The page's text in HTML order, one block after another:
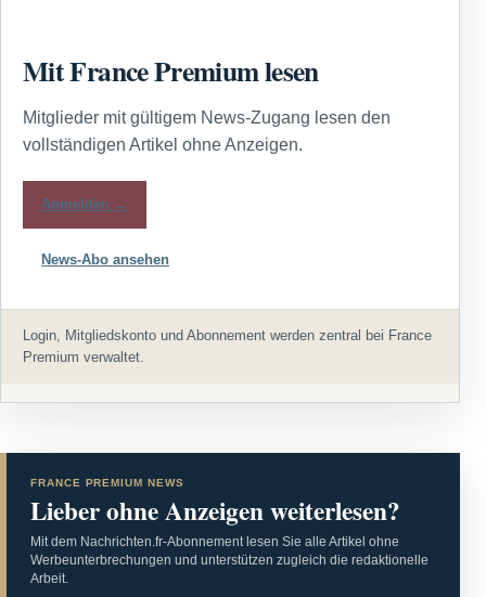
Mit France Premium lesen
Mitglieder mit gültigem News-Zugang lesen den
vollständigen Artikel ohne Anzeigen.
Anmelden →
News-Abo ansehen
Login, Mitgliedskonto und Abonnement werden zentral bei France
Premium verwaltet.
FRANCE PREMIUM NEWS
Lieber ohne Anzeigen weiterlesen?
Mit dem Nachrichten.fr-Abonnement lesen Sie alle Artikel ohne
Werbeunterbrechungen und unterstützen zugleich die redaktionelle
Arbeit.